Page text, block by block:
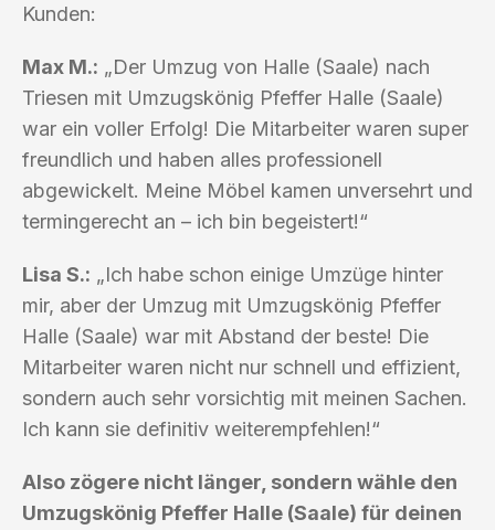
Kunden:
Max M.: „Der Umzug von Halle (Saale) nach
Triesen mit Umzugskönig Pfeffer Halle (Saale)
war ein voller Erfolg! Die Mitarbeiter waren super
freundlich und haben alles professionell
abgewickelt. Meine Möbel kamen unversehrt und
termingerecht an – ich bin begeistert!“
Lisa S.: „Ich habe schon einige Umzüge hinter
mir, aber der Umzug mit Umzugskönig Pfeffer
Halle (Saale) war mit Abstand der beste! Die
Mitarbeiter waren nicht nur schnell und effizient,
sondern auch sehr vorsichtig mit meinen Sachen.
Ich kann sie definitiv weiterempfehlen!“
Also zögere nicht länger, sondern wähle den
Umzugskönig Pfeffer Halle (Saale) für deinen